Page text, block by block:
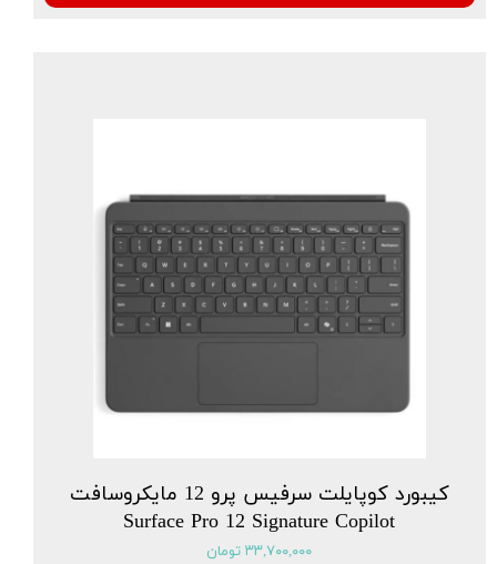
کیبورد کوپایلت سرفیس پرو 12 مایکروسافت
Surface Pro 12 Signature Copilot
۳۳,۷۰۰,۰۰۰ تومان